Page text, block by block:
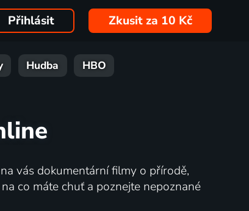
Přihlásit Zkusit za 10 Kč
Hudba HBO
vás dokumentární filmy o přírodě,
co máte chuť a poznejte nepoznané